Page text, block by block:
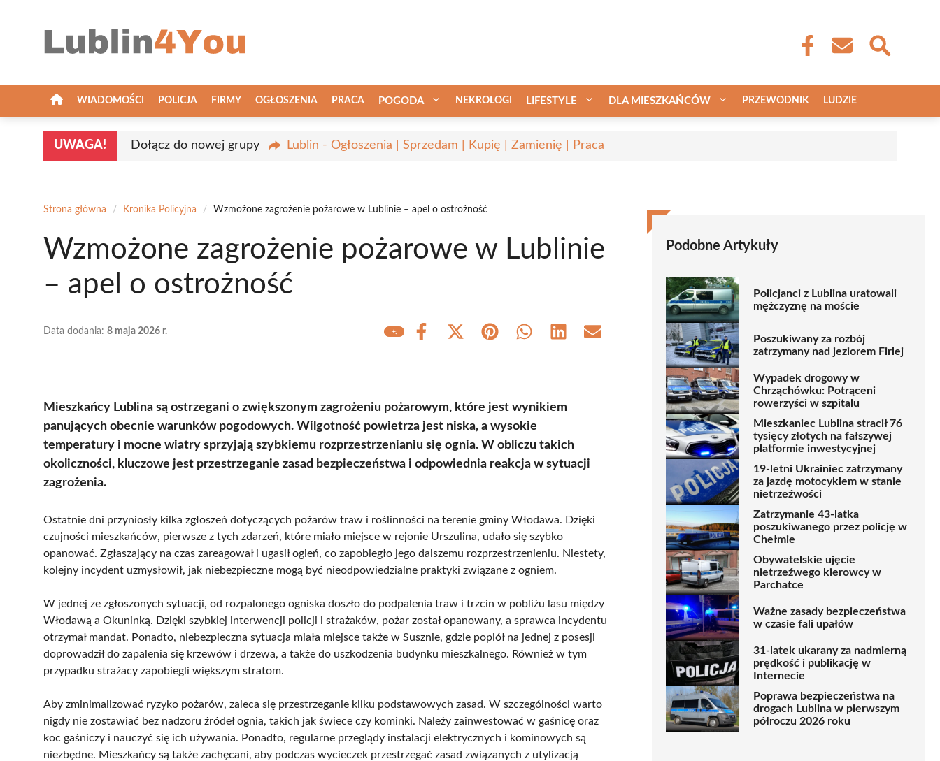
WIADOMOŚCI POLICJA FIRMY OGŁOSZENIA PRACA POGODA NEKROLOGI LIFESTYLE DLA MIESZKAŃCÓW PRZEWODNIK LUDZIE
UWAGA! Dołącz do nowej grupy Lublin - Ogłoszenia | Sprzedam | Kupię | Zamienię | Praca
Strona główna / Kronika Policyjna / Wzmożone zagrożenie pożarowe w Lublinie – apel o ostrożność
Wzmożone zagrożenie pożarowe w Lublinie
– apel o ostrożność
Data dodania: 8 maja 2026 r.
Share
Share
(Twitter)
Share Share Share Share
Mieszkańcy Lublina są ostrzegani o zwiększonym zagrożeniu pożarowym, które jest wynikiem
panujących obecnie warunków pogodowych. Wilgotność powietrza jest niska, a wysokie
temperatury i mocne wiatry sprzyjają szybkiemu rozprzestrzenianiu się ognia. W obliczu takich
okoliczności, kluczowe jest przestrzeganie zasad bezpieczeństwa i odpowiednia reakcja w sytuacji
zagrożenia.
Ostatnie dni przyniosły kilka zgłoszeń dotyczących pożarów traw i roślinności na terenie gminy Włodawa. Dzięki
czujności mieszkańców, pierwsze z tych zdarzeń, które miało miejsce w rejonie Urszulina, udało się szybko
opanować. Zgłaszający na czas zareagował i ugasił ogień, co zapobiegło jego dalszemu rozprzestrzenieniu. Niestety,
kolejny incydent uzmysłowił, jak niebezpieczne mogą być nieodpowiedzialne praktyki związane z ogniem.
W jednej ze zgłoszonych sytuacji, od rozpalonego ogniska doszło do podpalenia traw i trzcin w pobliżu lasu między
Włodawą a Okuninką. Dzięki szybkiej interwencji policji i strażaków, pożar został opanowany, a sprawca incydentu
otrzymał mandat. Ponadto, niebezpieczna sytuacja miała miejsce także w Susznie, gdzie popiół na jednej z posesji
doprowadził do zapalenia się krzewów i drzewa, a także do uszkodzenia budynku mieszkalnego. Również w tym
przypadku strażacy zapobiegli większym stratom.
Aby zminimalizować ryzyko pożarów, zaleca się przestrzeganie kilku podstawowych zasad. W szczególności warto
nigdy nie zostawiać bez nadzoru źródeł ognia, takich jak świece czy kominki. Należy zainwestować w gaśnicę oraz
koc gaśniczy i nauczyć się ich używania. Ponadto, regularne przeglądy instalacji elektrycznych i kominowych są
niezbędne. Mieszkańcy są także zachęcani, aby podczas wycieczek przestrzegać zasad związanych z utylizacją
Podobne Artykuły
Policjanci z Lublina uratowali
mężczyznę na moście
Poszukiwany za rozbój
zatrzymany nad jeziorem Firlej
Wypadek drogowy w
Chrząchówku: Potrąceni
rowerzyści w szpitalu
Mieszkaniec Lublina stracił 76
tysięcy złotych na fałszywej
platformie inwestycyjnej
19-letni Ukrainiec zatrzymany
za jazdę motocyklem w stanie
nietrzeźwości
Zatrzymanie 43-latka
poszukiwanego przez policję w
Chełmie
Obywatelskie ujęcie
nietrzeźwego kierowcy w
Parchatce
Ważne zasady bezpieczeństwa
w czasie fali upałów
31-latek ukarany za nadmierną
prędkość i publikację w
Internecie
Poprawa bezpieczeństwa na
drogach Lublina w pierwszym
półroczu 2026 roku